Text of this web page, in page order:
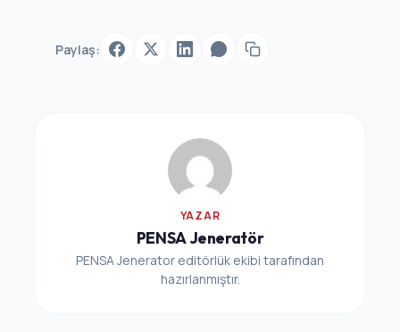
Paylaş:
YAZAR
PENSA Jeneratör
PENSA Jenerator editörlük ekibi tarafından
hazırlanmıştır.